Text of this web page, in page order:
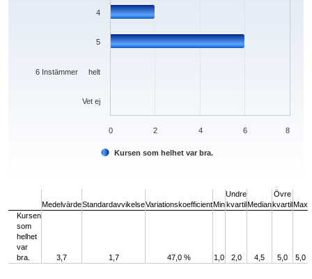
Kursen som helhet var bra.
Vet ej
6 Instämmer helt
5
4
0 2 4 6 8
MedelvärdeStandardavvikelseVariationskoefficientMin
Undre
kvartil Median
Övre
kvartil Max
Kursen
som
helhet
var
bra.
3,7 1,7 47,0 % 1,0 2,0 4,5 5,0 5,0